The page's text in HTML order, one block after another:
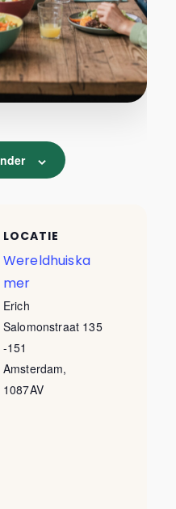
LOCATIE
Wereldhuiska
mer
Erich
Salomonstraat 135
-151
Amsterdam,
1087AV